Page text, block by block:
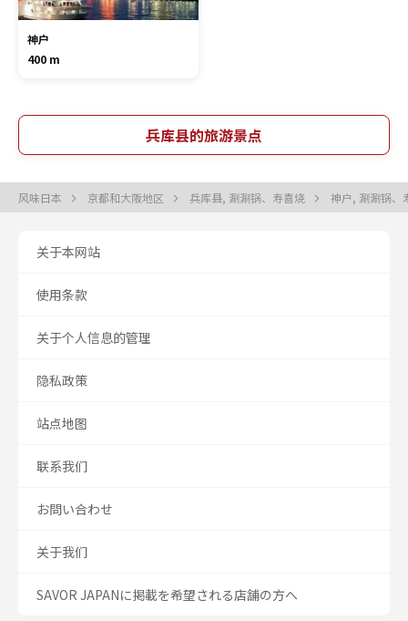
神户
400 m
兵库县的旅游景点
风味日本 京都和大阪地区 兵库县, 涮涮锅、寿喜烧 神户, 涮涮锅、
关于本网站
使用条款
关于个人信息的管理
隐私政策
站点地图
联系我们
お問い合わせ
关于我们
SAVOR JAPANに掲載を希望される店舗の方へ